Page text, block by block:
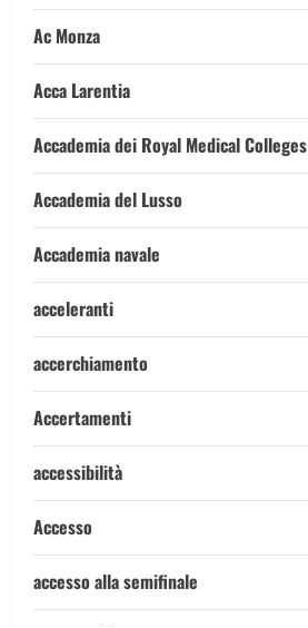
Ac Monza
Acca Larentia
Accademia dei Royal Medical Colleges
Accademia del Lusso
Accademia navale
acceleranti
accerchiamento
Accertamenti
accessibilità
Accesso
accesso alla semifinale